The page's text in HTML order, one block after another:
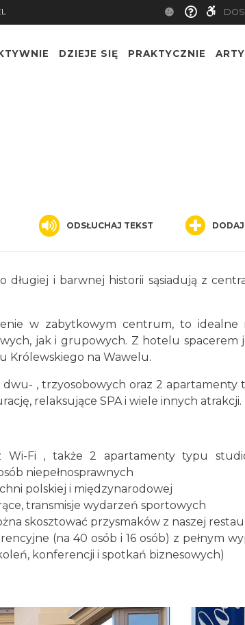
DZIEJE SIĘ PRAKTYCZNIE
ODSŁUCHAJ TEKST
długiej i barwnej historii sąsiadują z
w zabytkowym centrum, to idealne
jak i grupowych. Z hotelu spacerem
Królewskiego na Wawelu.
, trzyosobowych oraz 2 apartamenty
relaksujące SPA i wiele innych atrakcji.
Wi-Fi , także 2 apartamenty typu
niepełnosprawnych
polskiej i międzynarodowej
transmisje wydarzeń sportowych
skosztować przysmaków z naszej
(na 40 osób i 16 osób) z pełnym
konferencji i spotkań biznesowych)